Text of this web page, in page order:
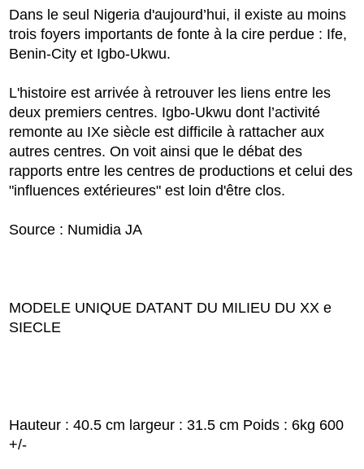
Dans le seul Nigeria d'aujourd’hui, il existe au moins
trois foyers importants de fonte à la cire perdue : Ife,
Benin-City et Igbo-Ukwu.
L'histoire est arrivée à retrouver les liens entre les
deux premiers centres. Igbo-Ukwu dont l’activité
remonte au IXe siècle est difficile à rattacher aux
autres centres. On voit ainsi que le débat des
rapports entre les centres de productions et celui des
"influences extérieures" est loin d'être clos.
Source : Numidia JA
MODELE UNIQUE DATANT DU MILIEU DU XX e
SIECLE
Hauteur : 40.5 cm largeur : 31.5 cm Poids : 6kg 600
+/-